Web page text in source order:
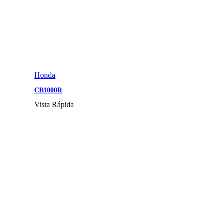
Honda
CB1000R
Vista Rápida